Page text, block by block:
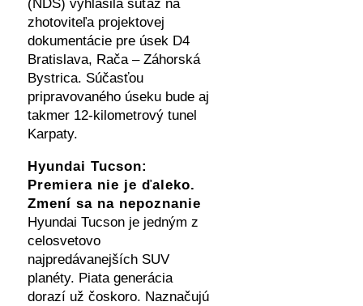
(NDS) vyhlásila súťaž na
zhotoviteľa projektovej
dokumentácie pre úsek D4
Bratislava, Rača – Záhorská
Bystrica. Súčasťou
pripravovaného úseku bude aj
takmer 12-kilometrový tunel
Karpaty.
Hyundai Tucson:
Premiera nie je ďaleko.
Zmení sa na nepoznanie
Hyundai Tucson je jedným z
celosvetovo
najpredávanejších SUV
planéty. Piata generácia
dorazí už čoskoro. Naznačujú